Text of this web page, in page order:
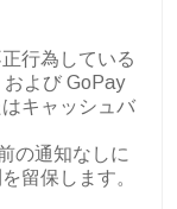
行為している
よび GoPay
キャッシュバ
の通知なしに
留保します。